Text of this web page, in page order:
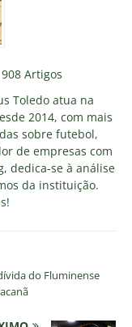
Artigos
Toledo atua na
2014, com mais
sobre futebol,
de empresas com
dedica-se à análise
da instituição.
do Fluminense